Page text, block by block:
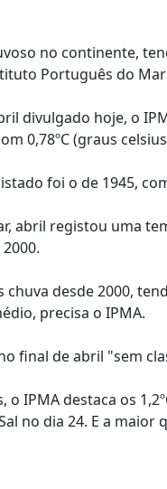
no continente,
Português do Mar
divulgado hoje, o
0,78ºC (graus
foi o de 1945,
abril registou uma
chuva desde 2000,
precisa o IPMA.
final de abril "sem
IPMA destaca os
no dia 24. E a